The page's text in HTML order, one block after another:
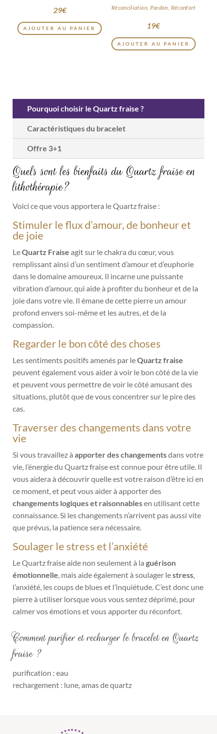
29€
AJOUTER AU PANIER
Réconciliation, Pardon, Réconfort
19€
AJOUTER AU PANIER
Pourquoi choisir le Quartz fraise ?
Caractéristiques du bracelet
Offre 3+1
Quels sont les bienfaits du Quartz fraise en
lithothérapie?
Voici ce que vous apportera le Quartz fraise :
Stimuler le flux d’amour, de bonheur et
de joie
LeQuartz Fraise agit sur le chakra du cœur, vous
remplissant ainsi d’un sentiment d’amour et d’euphorie
dans le domaine amoureux. Il incarne une puissante
vibration d’amour, qui aide à profiter du bonheur et de la
joie dans votre vie. Il émane de cette pierre un amour
profond envers soi-même et les autres, et de la
compassion.
Regarder le bon côté des choses
Les sentiments positifs amenés par leQuartz fraise
peuvent également vous aider à voir le bon côté de la vie
et peuvent vous permettre de voir le côté amusant des
situations, plutôt que de vous concentrer sur le pire des
cas.
Traverser des changements dans votre
vie
Si vous travaillez àapporter des changementsdans votre
vie, l’énergie du Quartz fraise est connue pour être utile. Il
vous aidera à découvrir quelle est votre raison d’être ici en
ce moment, et peut vous aider à apporter des
changements logiques et raisonnablesen utilisant cette
connaissance. Si les changements n’arrivent pas aussi vite
que prévus, la patience sera nécessaire.
Soulager le stress et l’anxiété
Le Quartz fraise aide non seulement à laguérison
émotionnelle, mais aide également à soulager lestress,
l’anxiété, les coups de blues et l’inquiétude. C’est donc une
pierre à utiliser lorsque vous vous sentez déprimé, pour
calmer vos émotions et vous apporter du réconfort.
Comment purifier et recharger le bracelet en Quartz
fraise ?
purification : eau
rechargement : lune, amas de quartz